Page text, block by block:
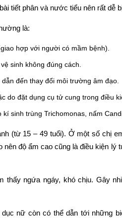
tiết phân và nước tiểu nên rất dễ
là:
hợp với người có mầm bệnh).
sinh không đúng cách.
đến thay đổi môi trường âm đạo.
do đặt dụng cụ tử cung trong điều
sinh trùng Trichomonas, nấm
(từ 15 – 49 tuổi). Ở một số chị
độ ẩm cao cũng là điều kiện lý
ngứa ngáy, khó chịu. Gây
nữ còn có thể dẫn tới những